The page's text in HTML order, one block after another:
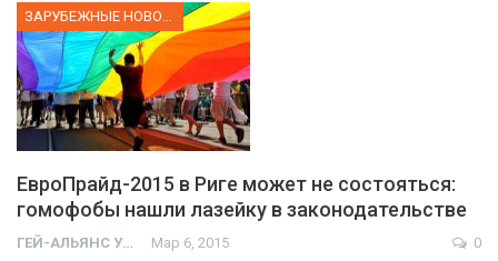
ЕвроПрайд-2015 в Риге может не состояться:
гомофобы нашли лазейку в законодательстве
ГЕЙ-АЛЬЯНС УКРАИНА Мар 6, 2015
0